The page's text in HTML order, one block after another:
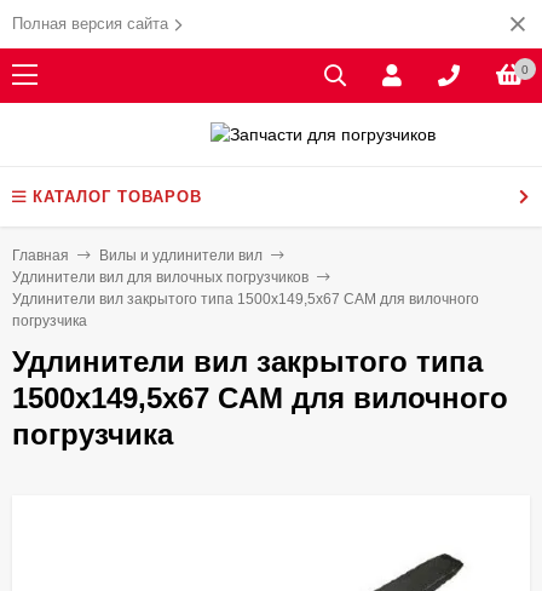
Полная версия сайта
0
КАТАЛОГ ТОВАРОВ
Главная
Вилы и удлинители вил
Удлинители вил для вилочных погрузчиков
Удлинители вил закрытого типа 1500х149,5х67 CAM для вилочного
погрузчика
Удлинители вил закрытого типа
1500х149,5х67 CAM для вилочного
погрузчика